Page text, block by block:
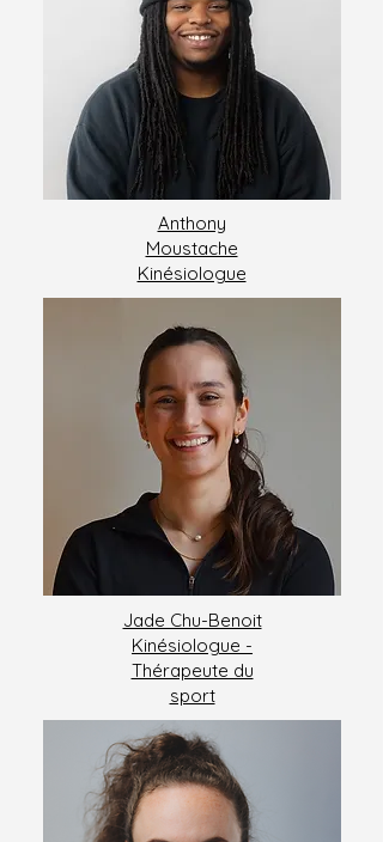
Anthony
Moustache
Kinésiologue
Jade Chu-Benoit
Kinésiologue -
Thérapeute du
sport